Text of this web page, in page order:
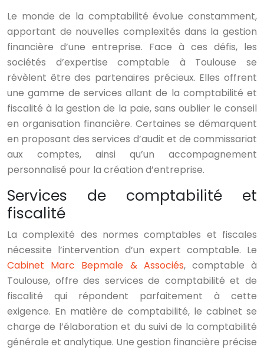
Le monde de la comptabilité évolue constamment,
apportant de nouvelles complexités dans la gestion
financière d’une entreprise. Face à ces défis, les
sociétés d’expertise comptable à Toulouse se
révèlent être des partenaires précieux. Elles offrent
une gamme de services allant de la comptabilité et
fiscalité à la gestion de la paie, sans oublier le conseil
en organisation financière. Certaines se démarquent
en proposant des services d’audit et de commissariat
aux comptes, ainsi qu’un accompagnement
personnalisé pour la création d’entreprise.
Services de comptabilité et
fiscalité
La complexité des normes comptables et fiscales
nécessite l’intervention d’un expert comptable. Le
Cabinet Marc Bepmale & Associés, comptable à
Toulouse, offre des services de comptabilité et de
fiscalité qui répondent parfaitement à cette
exigence. En matière de comptabilité, le cabinet se
charge de l’élaboration et du suivi de la comptabilité
générale et analytique. Une gestion financière précise